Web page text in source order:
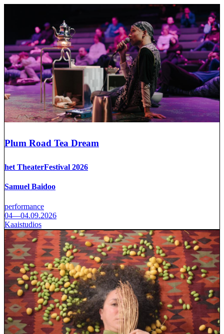
Plum Road Tea Dream
het TheaterFestival 2026
Samuel Baidoo
performance
04—04.09.2026
Kaaistudios